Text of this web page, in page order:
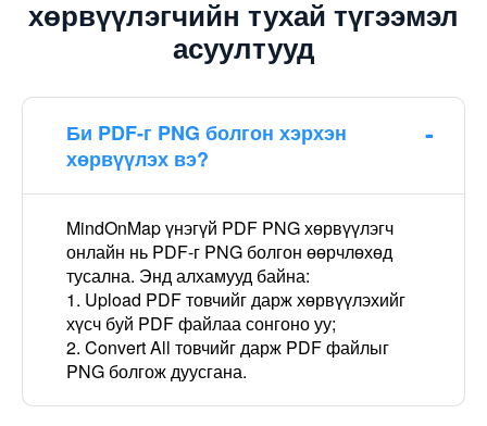
хөрвүүлэгчийн тухай түгээмэл
асуултууд
Би PDF-г PNG болгон хэрхэн
хөрвүүлэх вэ?
MindOnMap үнэгүй PDF PNG хөрвүүлэгч
онлайн нь PDF-г PNG болгон өөрчлөхөд
тусална. Энд алхамууд байна:
1. Upload PDF товчийг дарж хөрвүүлэхийг
хүсч буй PDF файлаа сонгоно уу;
2. Convert All товчийг дарж PDF файлыг
PNG болгож дуусгана.